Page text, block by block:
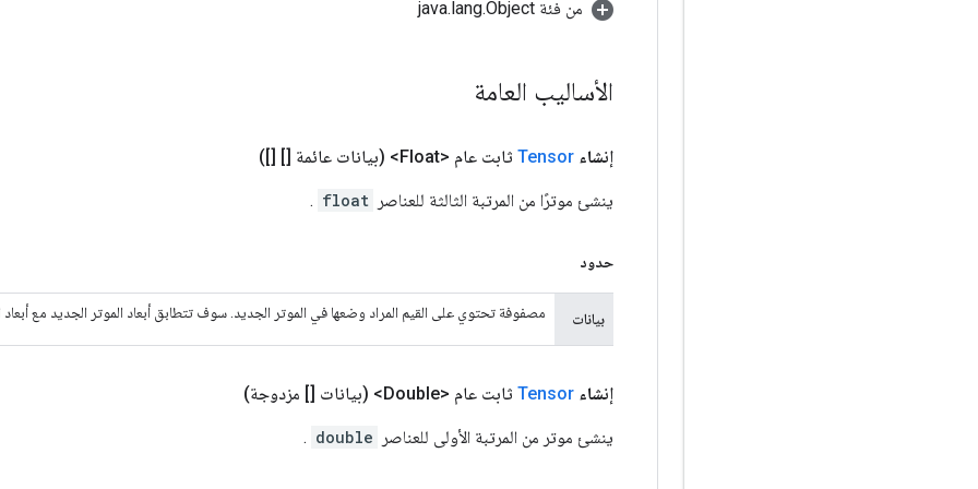
من فئة java.lang.Object
الأساليب العامة
إنشاء Tensor ثابت عام <Float> (بيانات عائمة [] [])
ينشئ موترًا من المرتبة الثالثة للعناصر float
.
حدود
بيانات مصفوفة تحتوي على القيم المراد وضعها في الموتر الجديد. سوف تتطابق أبعاد الموتر الجديد مع أبعاد
إنشاء Tensor ثابت عام <Double> (بيانات [] مزدوجة)
ينشئ موتر من المرتبة الأولى للعناصر double
.